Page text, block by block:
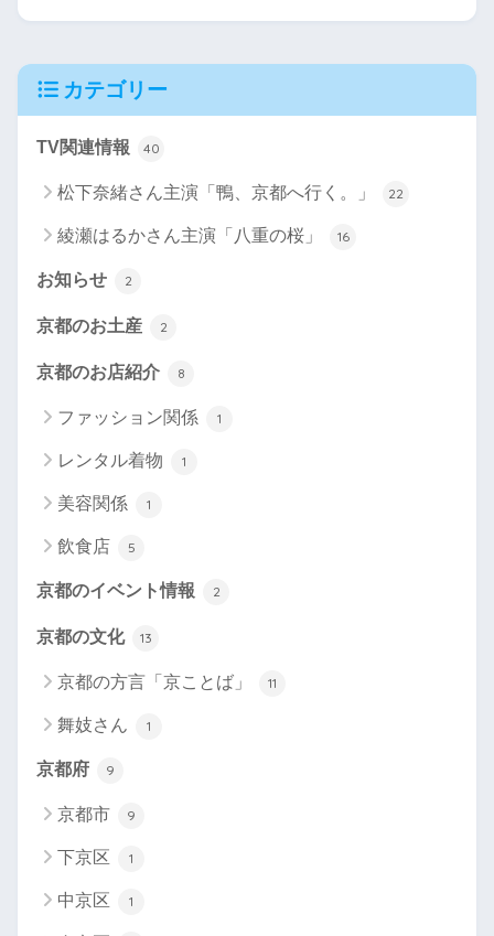
カテゴリー
TV関連情報 40
松下奈緒さん主演「鴨、京都へ行く。」 22
綾瀬はるかさん主演「八重の桜」 16
お知らせ 2
京都のお土産 2
京都のお店紹介 8
ファッション関係 1
レンタル着物 1
美容関係 1
飲食店 5
京都のイベント情報 2
京都の文化 13
京都の方言「京ことば」 11
舞妓さん 1
京都府 9
京都市 9
下京区 1
中京区 1